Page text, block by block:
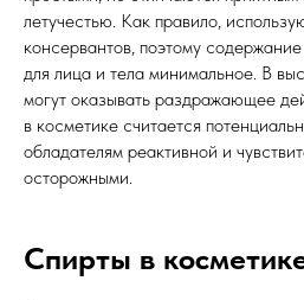
летучестью. Как правило,
консервантов, поэтому
для лица и тела минимальное. В
могут оказывать раздражающее
в косметике считается
обладателям реактивной и
осторожными.
Спирты в